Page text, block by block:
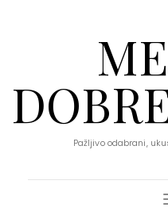
Pažljivo odabrani,